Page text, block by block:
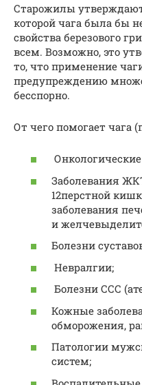
Старожилы
которой чага была бы
свойства березового
всем. Возможно, это
то, что применение
предупреждению
бесспорно.
От чего помогает чага
Заболевания
12перстной
заболевания
и
Болезни
Невралгии;
Болезни ССС
Кожные
обморожения,
Патологии
систем;